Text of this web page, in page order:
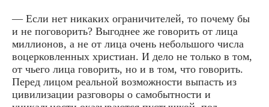
— Если нет никаких ограничителей, то почему бы
и не поговорить? Выгоднее же говорить от лица
миллионов, а не от лица очень небольшого числа
воцерковленных христиан. И дело не только в том,
от чьего лица говорить, но и в том, что говорить.
Перед лицом реальной возможности выпасть из
цивилизации разговоры о самобытности и